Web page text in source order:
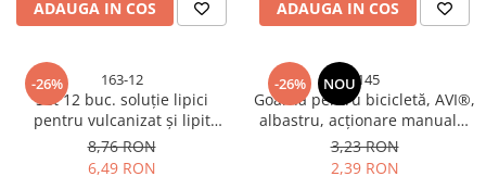
ADAUGA IN COS ADAUGA IN COS
-26% 163-12
Set 12 buc. soluție lipici
pentru vulcanizat și lipit
petice, AVI-163
8,76 RON
6,49 RON
-26% NOU3145
Goarnă pentru bicicletă, AVI®,
albastru, acționare manuală,
AVI-3145
3,23 RON
2,39 RON